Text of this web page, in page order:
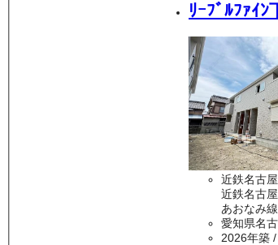
ﾘｰﾌﾞﾙﾌｧｲ
近鉄名古
近鉄名古
あおなみ
愛知県名
2026年築